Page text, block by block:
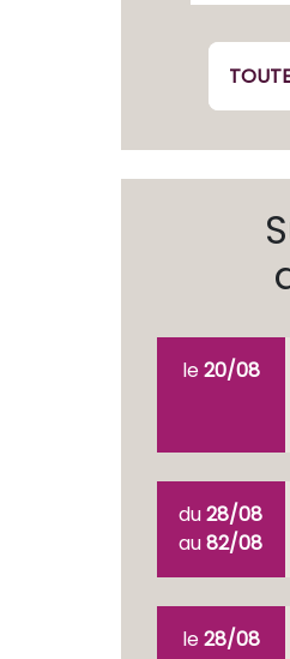
le20/08
du28/08
au82/08
le28/08